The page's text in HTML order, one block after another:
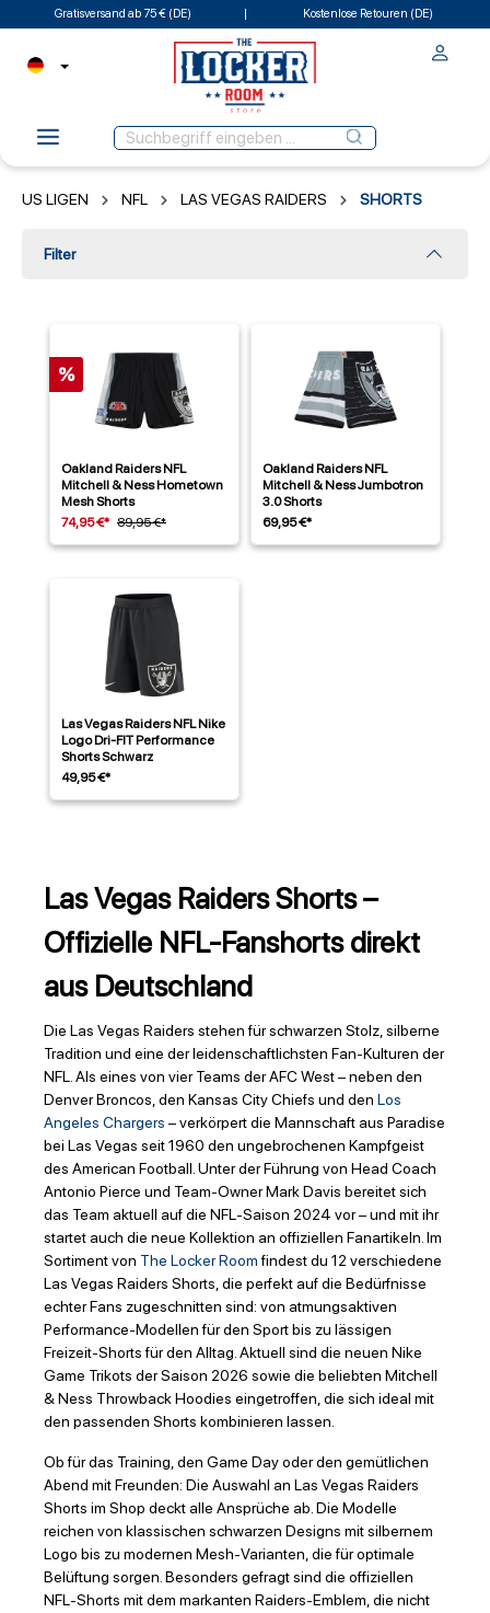
Gratisversand ab 75 € (DE) Kostenlose Retouren (DE)
US LIGEN NFL LAS VEGAS RAIDERS SHORTS
Filter
%
Oakland Raiders NFL
Mitchell & Ness Hometown
Mesh Shorts
74,95 €* 89,95 €*
Oakland Raiders NFL
Mitchell & Ness Jumbotron
3.0 Shorts
69,95 €*
Las Vegas Raiders NFL Nike
Logo Dri-FIT Performance
Shorts Schwarz
49,95 €*
Las Vegas Raiders Shorts –
Offizielle NFL-Fanshorts direkt
aus Deutschland
Die Las Vegas Raiders stehen für schwarzen Stolz, silberne
Tradition und eine der leidenschaftlichsten Fan-Kulturen der
NFL. Als eines von vier Teams der AFC West – neben den
Denver Broncos, den Kansas City Chiefs und den Los
Angeles Chargers – verkörpert die Mannschaft aus Paradise
bei Las Vegas seit 1960 den ungebrochenen Kampfgeist
des American Football. Unter der Führung von Head Coach
Antonio Pierce und Team-Owner Mark Davis bereitet sich
das Team aktuell auf die NFL-Saison 2024 vor – und mit ihr
startet auch die neue Kollektion an offiziellen Fanartikeln. Im
Sortiment von The Locker Roomfindest du 12 verschiedene
Las Vegas Raiders Shorts, die perfekt auf die Bedürfnisse
echter Fans zugeschnitten sind: von atmungsaktiven
Performance-Modellen für den Sport bis zu lässigen
Freizeit-Shorts für den Alltag. Aktuell sind die neuen Nike
Game Trikots der Saison 2026 sowie die beliebten Mitchell
& Ness Throwback Hoodies eingetroffen, die sich ideal mit
den passenden Shorts kombinieren lassen.
Ob für das Training, den Game Day oder den gemütlichen
Abend mit Freunden: Die Auswahl an Las Vegas Raiders
Shorts im Shop deckt alle Ansprüche ab. Die Modelle
reichen von klassischen schwarzen Designs mit silbernem
Logo bis zu modernen Mesh-Varianten, die für optimale
Belüftung sorgen. Besonders gefragt sind die offiziellen
NFL-Shorts mit dem markanten Raiders-Emblem, die nicht